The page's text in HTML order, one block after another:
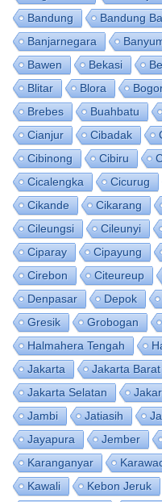
Bandung
Bandung
Banjarnegara
Bawen
Bekasi
Blitar
Blora
Brebes
Buahbatu
Cianjur
Cibadak
Cibinong
Cibiru
Cicalengka
Cicurug
Cikande
Cikarang
Cileungsi
Cileunyi
Ciparay
Cipayung
Cirebon
Citeureup
Denpasar
Depok
Gresik
Grobogan
Halmahera Tengah
Jakarta
Jakarta Barat
Jakarta Selatan
Jambi
Jatiasih
Jayapura
Jember
Karanganyar
Kawali
Kebon Jeruk